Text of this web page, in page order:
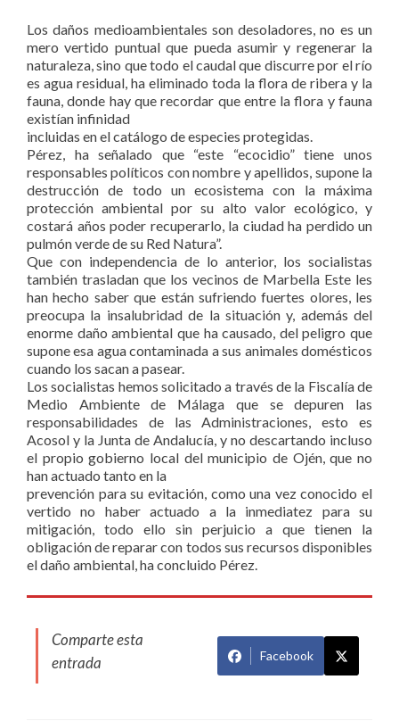
Los daños medioambientales son desoladores, no es un
mero vertido puntual que pueda asumir y regenerar la
naturaleza, sino que todo el caudal que discurre por el río
es agua residual, ha eliminado toda la flora de ribera y la
fauna, donde hay que recordar que entre la flora y fauna
existían infinidad
incluidas en el catálogo de especies protegidas.
Pérez, ha señalado que “este “ecocidio” tiene unos
responsables políticos con nombre y apellidos, supone la
destrucción de todo un ecosistema con la máxima
protección ambiental por su alto valor ecológico, y
costará años poder recuperarlo, la ciudad ha perdido un
pulmón verde de su Red Natura”.
Que con independencia de lo anterior, los socialistas
también trasladan que los vecinos de Marbella Este les
han hecho saber que están sufriendo fuertes olores, les
preocupa la insalubridad de la situación y, además del
enorme daño ambiental que ha causado, del peligro que
supone esa agua contaminada a sus animales domésticos
cuando los sacan a pasear.
Los socialistas hemos solicitado a través de la Fiscalía de
Medio Ambiente de Málaga que se depuren las
responsabilidades de las Administraciones, esto es
Acosol y la Junta de Andalucía, y no descartando incluso
el propio gobierno local del municipio de Ojén, que no
han actuado tanto en la
prevención para su evitación, como una vez conocido el
vertido no haber actuado a la inmediatez para su
mitigación, todo ello sin perjuicio a que tienen la
obligación de reparar con todos sus recursos disponibles
el daño ambiental, ha concluido Pérez.
Comparte esta
entrada
Facebook